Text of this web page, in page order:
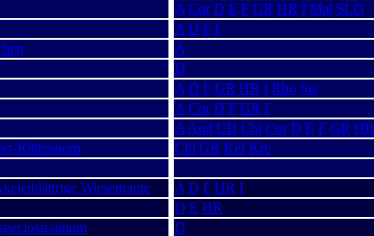
A Cor D E F GR HR I Mal SLO
A D F I
A
D
A D F GR HR I Rho Siz
A Cor D F GR I
A And CH Chi Cor D E F GR HR
Rittersporn Chi GR Kef Kre
Wiesenraute A D F HR I
D E HR
D